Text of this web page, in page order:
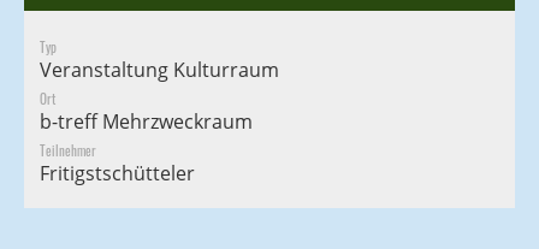
Typ
Veranstaltung Kulturraum
Ort
b-treff Mehrzweckraum
Teilnehmer
Fritigstschütteler